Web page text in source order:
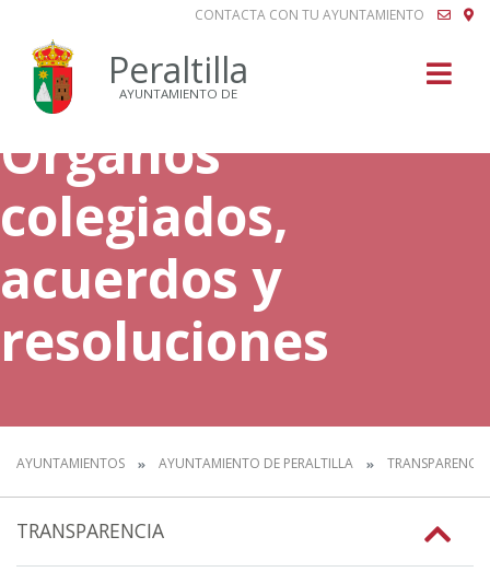
CONTACTA CON TU AYUNTAMIENTO
Peraltilla
AYUNTAMIENTO DE
Órganos
colegiados,
acuerdos y
resoluciones
AYUNTAMIENTOS AYUNTAMIENTO DE PERALTILLA TRANSPARENCIA
TRANSPARENCIA